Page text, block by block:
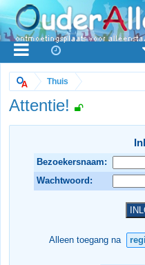
Thuis
Attentie!
Bezoekersnaam:
Wachtwoord:
Alleen toegang na